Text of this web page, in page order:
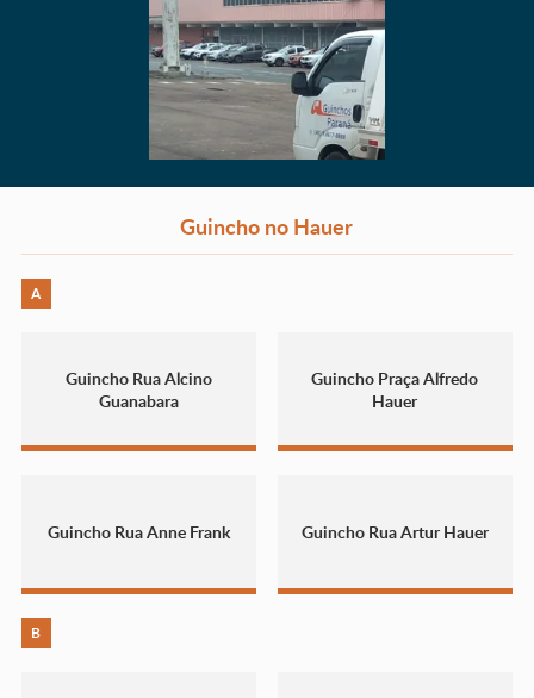
Guincho no Hauer
A
Guincho Rua Alcino
Guanabara
Guincho Praça Alfredo
Hauer
Guincho Rua Anne Frank Guincho Rua Artur Hauer
B